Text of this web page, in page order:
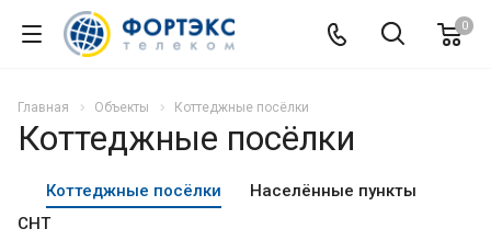
0
Главная Объекты Коттеджные посёлки
Коттеджные посёлки
Коттеджные посёлки
Населённые пункты
СНТ